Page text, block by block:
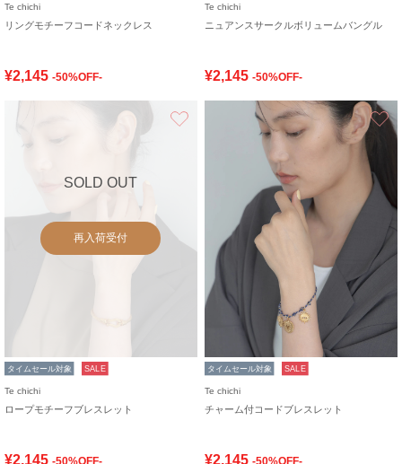
Te chichi
リングモチーフコードネックレス
¥2,145 -50%OFF-
Te chichi
ニュアンスサークルボリュームバングル
¥2,145 -50%OFF-
SOLD OUT
再入荷受付
タイムセール対象 SALE
Te chichi
ロープモチーフブレスレット
¥2,145 -50%OFF-
タイムセール対象 SALE
Te chichi
チャーム付コードブレスレット
¥2,145 -50%OFF-